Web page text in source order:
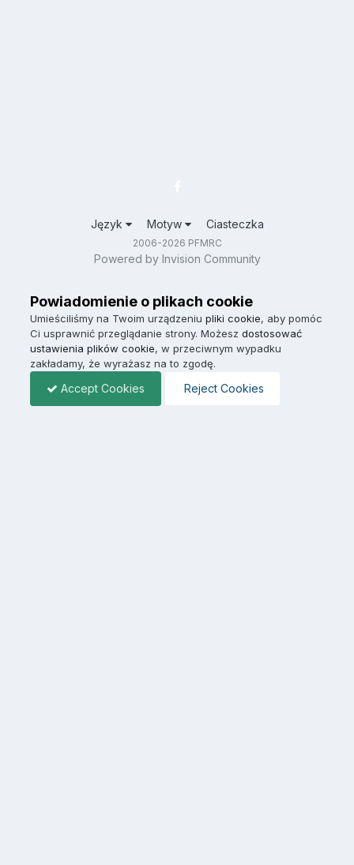
Język Motyw Ciasteczka
2006-2026 PFMRC
Powered by Invision Community
Powiadomienie o plikach cookie
Umieściliśmy na Twoim urządzeniu pliki cookie, aby pomóc
Ci usprawnić przeglądanie strony. Możesz dostosować
ustawienia plików cookie, w przeciwnym wypadku
zakładamy, że wyrażasz na to zgodę.
Accept Cookies Reject Cookies